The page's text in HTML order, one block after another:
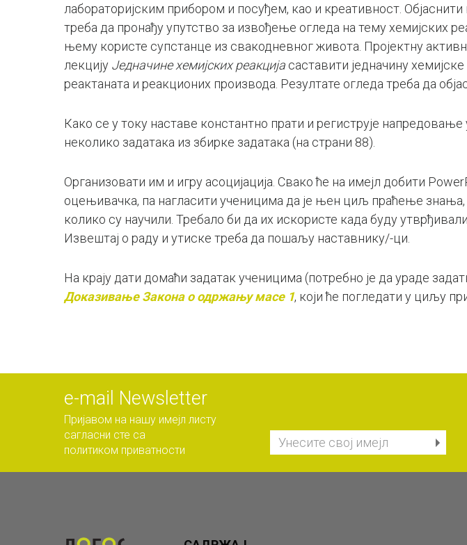
лабораторијским прибором и посуђем, као и креативност.
треба да пронађу упутство за извођење огледа на тему хемијских
њему користе супстанце из свакодневног живота. Пројектну
лекцију Једначине хемијских реакција саставити једначину
реактаната и реакционих производа. Резултате огледа треба да
Како се у току наставе константно прати и региструје напредовање
неколико задатака из збирке задатака (на страни 88).
Организовати им и игру асоцијација. Свако ће на имејл добити
оцењивачка, па нагласити ученицима да је њен циљ праћење
колико су научили. Требало би да их искористе када буду
Извештај о раду и утиске треба да пошаљу наставнику/-ци.
На крају дати домаћи задатак ученицима (потребно је да ураде
Доказивање Закона о одржању масе 1, који ће погледати у циљу
е-mail Newsletter
Пријавом на нашу имејл листу
сагласни сте са
политиком приватности